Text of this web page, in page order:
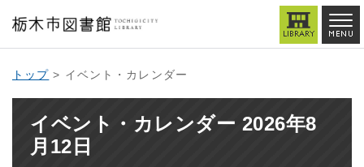
トップ > イベント・カレンダー
イベント・カレンダー 2026年8
月12日